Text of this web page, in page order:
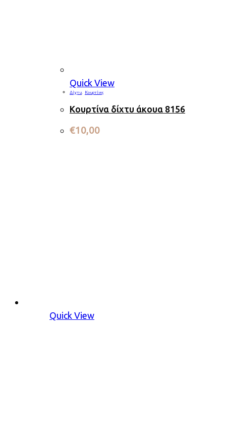
Quick View
Δίχτυ, Κουρτίνες
Κουρτίνα δίχτυ άκουα 8156
€10,00
Quick View